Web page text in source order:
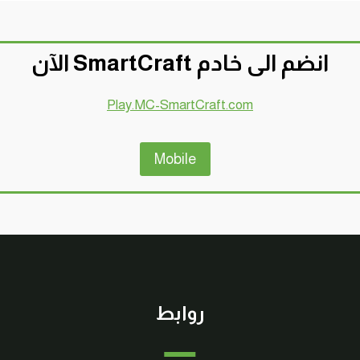
انضم الى خادم SmartCraft الآن
Play.MC-SmartCraft.com
Mobile
روابط